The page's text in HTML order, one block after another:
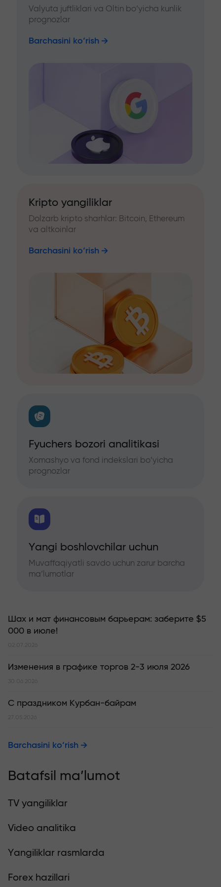
Valyuta juftliklari va Oltin bo‘yicha kunlik
prognozlar
Barchasini ko‘rish
Kripto yangiliklar
Dolzarb kripto sharhlar: Bitcoin, Ethereum
va altkoinlar
Barchasini ko‘rish
Fyuchers bozori analitikasi
Xomashyo va fond indekslari bo‘yicha
prognozlar
Yangi boshlovchilar uchun
Muvaffaqiyatli savdo uchun zarur barcha
ma’lumotlar
Шах и мат финансовым барьерам: заберите $5
000 в июле!
02.07.2026
Изменения в графике торгов 2-3 июля 2026
30.06.2026
С праздником Курбан-байрам
27.05.2026
Barchasini ko‘rish
Batafsil ma’lumot
TV yangiliklar
Video analitika
Yangiliklar rasmlarda
Forex hazillari